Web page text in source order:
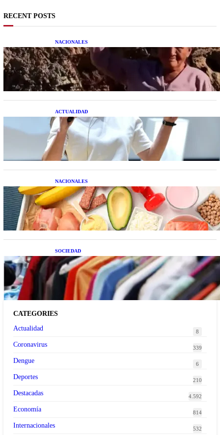
RECENT POSTS
NACIONALES
Una mujer asegura haber peleado con un
extraterrestre cuerpo a cuerpo
ACTUALIDAD
La startup creada por una salteña que busca
resolver el estrés financiero en Latinoamérica
NACIONALES
Nutrición inteligente: Cinco superalimentos de
temporada que deberías sumar a tu dieta este mes
SOCIEDAD
Las grandes marcas globales se suman a la
tendencia de la ropa de segunda mano premium
CATEGORIES
Actualidad
8
Coronavirus 339
Dengue 6
Deportes 210
Destacadas 4.592
Economía 814
Internacionales 532